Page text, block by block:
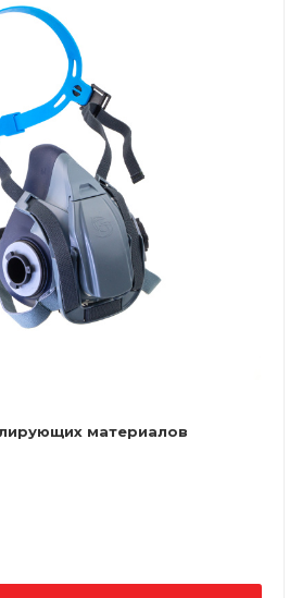
материалов